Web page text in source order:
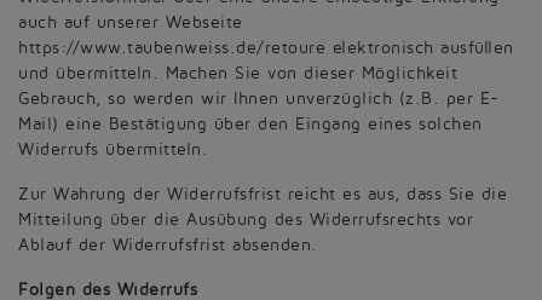
auch auf unserer Webseite
https://www.taubenweiss.de/retoure elektronisch ausfüllen
und übermitteln. Machen Sie von dieser Möglichkeit
Gebrauch, so werden wir Ihnen unverzüglich (z.B. per E-
Mail) eine Bestätigung über den Eingang eines solchen
Widerrufs übermitteln.
Zur Wahrung der Widerrufsfrist reicht es aus, dass Sie die
Mitteilung über die Ausübung des Widerrufsrechts vor
Ablauf der Widerrufsfrist absenden.
Folgen des Widerrufs